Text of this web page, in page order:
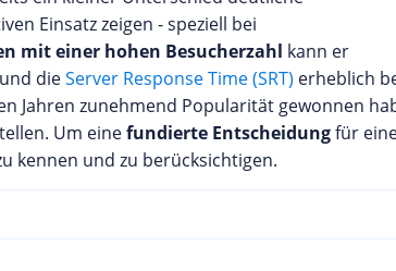
Einsatz zeigen - speziell bei
mit einer hohen Besucherzahl kann er
dieServer Response Time (SRT) erheblich
Jahren zunehmend Popularität gewonnen
Um einefundierte Entscheidungfür
kennen und zu berücksichtigen.